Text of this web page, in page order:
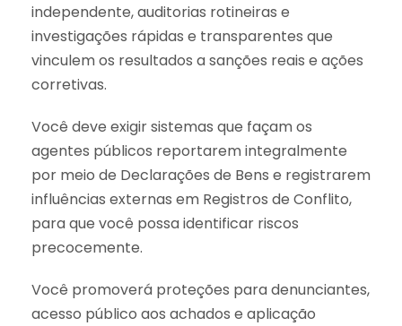
independente, auditorias rotineiras e
investigações rápidas e transparentes que
vinculem os resultados a sanções reais e ações
corretivas.
Você deve exigir sistemas que façam os
agentes públicos reportarem integralmente
por meio de Declarações de Bens e registrarem
influências externas em Registros de Conflito,
para que você possa identificar riscos
precocemente.
Você promoverá proteções para denunciantes,
acesso público aos achados e aplicação